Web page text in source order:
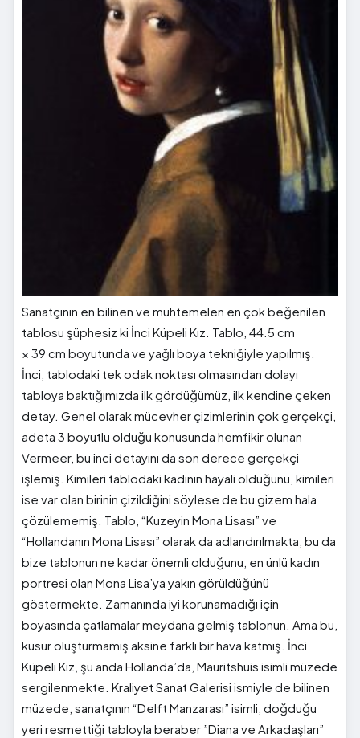
Sanatçının en bilinen ve muhtemelen en çok beğenilen
tablosu şüphesiz ki İnci Küpeli Kız. Tablo, 44.5 cm
× 39 cm boyutunda ve yağlı boya tekniğiyle yapılmış.
İnci, tablodaki tek odak noktası olmasından dolayı
tabloya baktığımızda ilk gördüğümüz, ilk kendine çeken
detay. Genel olarak mücevher çizimlerinin çok gerçekçi,
adeta 3 boyutlu olduğu konusunda hemfikir olunan
Vermeer, bu inci detayını da son derece gerçekçi
işlemiş. Kimileri tablodaki kadının hayali olduğunu, kimileri
ise var olan birinin çizildiğini söylese de bu gizem hala
çözülememiş. Tablo, “Kuzeyin Mona Lisası” ve
“Hollandanın Mona Lisası” olarak da adlandırılmakta, bu da
bize tablonun ne kadar önemli olduğunu, en ünlü kadın
portresi olan Mona Lisa’ya yakın görüldüğünü
göstermekte. Zamanında iyi korunamadığı için
boyasında çatlamalar meydana gelmiş tablonun. Ama bu,
kusur oluşturmamış aksine farklı bir hava katmış. İnci
Küpeli Kız, şu anda Hollanda’da, Mauritshuis isimli müzede
sergilenmekte. Kraliyet Sanat Galerisi ismiyle de bilinen
müzede, sanatçının “Delft Manzarası” isimli, doğduğu
yeri resmettiği tabloyla beraber ”Diana ve Arkadaşları”